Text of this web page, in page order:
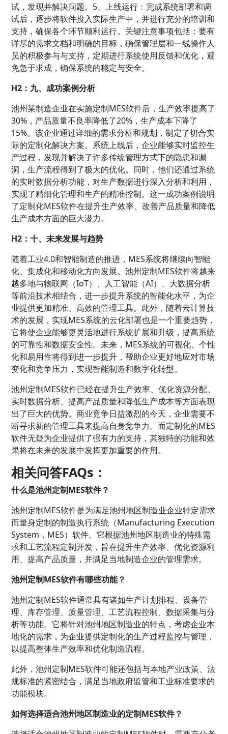
试，发现并解决问题。5、上线运行：完成系统部署和调
试后，逐步将软件投入实际生产中，并进行充分的培训和
支持，确保各个环节顺利运行。关键注意事项包括：要有
详尽的需求文档和明确的目标，确保管理层和一线操作人
员的积极参与与支持，定期进行系统使用反馈和优化，避
免急于求成，确保系统的稳定与安全。
H2：九、成功案例分析
池州某制造企业在实施定制MES软件后，生产效率提高了
30%，产品质量不良率降低了20%，生产成本下降了
15%。该企业通过详细的需求分析和规划，制定了切合实
际的定制化解决方案。系统上线后，企业能够实时监控生
产过程，发现并解决了许多传统管理方式下的隐患和漏
洞，生产流程得到了极大的优化。同时，他们还通过系统
的实时数据分析功能，对生产数据进行深入分析和利用，
实现了精细化管理和生产的精准控制。这一成功案例说明
了定制化MES软件在提升生产效率、改善产品质量和降低
生产成本方面的巨大潜力。
H2：十、未来发展与趋势
随着工业4.0和智能制造的推进，MES系统将继续向智能
化、集成化和移动化方向发展。池州定制MES软件将越来
越多地与物联网（IoT）、人工智能（AI）、大数据分析
等前沿技术相结合，进一步提升系统的智能化水平，为企
业提供更加精准、高效的管理工具。此外，随着云计算技
术的发展，实现MES系统的云化部署也是一个重要趋势，
它将使企业能够更灵活地进行系统扩展和升级，提高系统
的可靠性和数据安全性。未来，MES系统的可视化、个性
化和易用性将得到进一步提升，帮助企业更好地应对市场
变化和竞争压力，实现智能制造和数字化转型。
池州定制MES软件已经在提升生产效率、优化资源分配、
实时数据分析、提高产品质量和降低生产成本等方面表现
出了巨大的优势。商业竞争日益激烈的今天，企业需要不
断寻求新的管理工具来提高自身竞争力。而定制化的MES
软件无疑为企业提供了强有力的支持，其独特的功能和效
果将在未来的发展中发挥更加重要的作用。
相关问答FAQs：
什么是池州定制MES软件？
池州定制MES软件是为满足池州地区制造业企业特定需求
而量身定制的制造执行系统（Manufacturing Execution
System，MES）软件。它根据池州地区制造业的特殊需
求和工艺流程定制开发，旨在提升生产效率、优化资源利
用、提高产品质量，并满足当地制造企业的管理需求。
池州定制MES软件有哪些功能？
池州定制MES软件通常具有诸如生产计划排程、设备管
理、库存管理、质量管理、工艺流程控制、数据采集与分
析等功能。它将针对池州地区制造业的特点，考虑企业本
地化的需求，为企业提供定制化的生产过程监控与管理，
以提高整体生产效率和优化制造流程。
此外，池州定制MES软件可能还包括与本地产业政策、法
规标准的紧密结合，满足当地政府监管和工业标准要求的
功能模块。
如何选择适合池州地区制造业的定制MES软件？